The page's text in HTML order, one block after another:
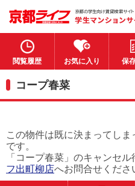
閲覧履歴 お気に入り 保
コープ春菜
この物件は既に決まってし
です。
「コープ春菜」のキャンセ
フ出町柳店へお問合せくださ